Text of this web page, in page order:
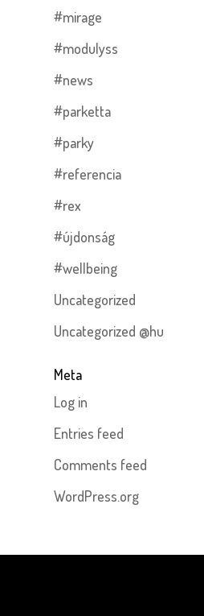
#mirage
#modulyss
#news
#parketta
#parky
#referencia
#rex
#újdonság
#wellbeing
Uncategorized
Uncategorized @hu
Meta
Log in
Entries feed
Comments feed
WordPress.org